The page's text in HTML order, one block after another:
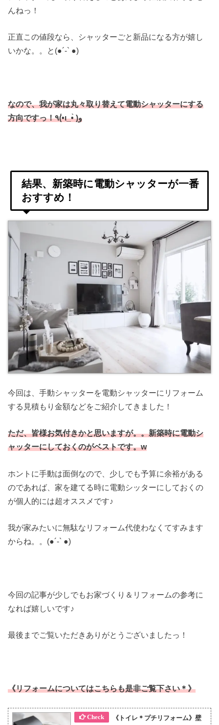
んねっ！
正直この値段なら、シャッターごと新品になる方が嬉し
いかな。。と(●︎´-` ●︎)
なので、我が家は丸々取り替えて電動シャッターにする
方向ですっ！٩(•́ι_•̀ )و
結果、新築時に電動シャッターが一番
おすすめ！
今回は、手動シャッターを電動シャッターにリフォーム
する見積もり金額などをご紹介してきました！
ただ、皆様お気付きかと思いますが。。新築時に電動シ
ャッターにしておくのがベストです。w
ホントに手動は面倒なので、少しでも予算に余裕がある
のであれば、家を建てる時に電動シッターにしておくの
が個人的には超オススメです♪
我が家みたいに無駄なリフォーム代使わなくてすみます
からね。。(●︎´-` ●︎)
今回の記事が少しでもお家づくり＆リフォームの参考に
なれば嬉しいです♪
最後までご覧いただきありがとうございましたっ！
《リフォームについてはこちらも是非ご覧下さい＊》
《トイレ＊プチリフォーム》壁